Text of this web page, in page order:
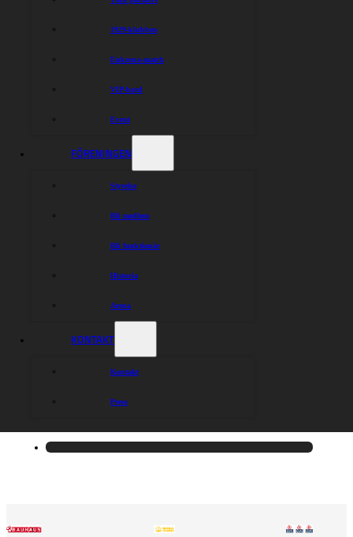
1929-klubben
Enkrona-match
VIP-bord
Event
FÖRENINGEN
Styrelse
Bli medlem
Bli funktionär
Historia
Arena
KONTAKT
Kontakt
Press